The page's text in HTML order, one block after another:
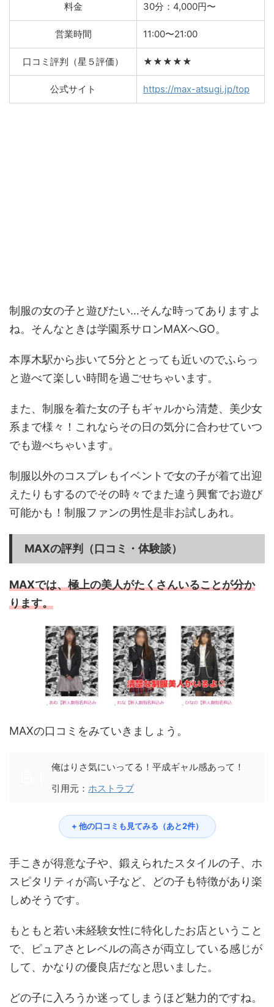
料金 30分：4,000円〜
営業時間 11:00〜21:00
口コミ評判（星５評価） ★★★★★
公式サイト https://max-atsugi.jp/top
制服の女の子と遊びたい…そんな時ってありますよ
ね。そんなときは学園系サロンMAXへGO。
本厚木駅から歩いて5分ととっても近いのでふらっ
と遊べて楽しい時間を過ごせちゃいます。
また、制服を着た女の子もギャルから清楚、美少女
系まで様々！これならその日の気分に合わせていつ
でも遊べちゃいます。
制服以外のコスプレもイベントで女の子が着て出迎
えたりもするのでその時々でまた違う興奮でお遊び
可能かも！制服ファンの男性是非お試しあれ。
MAXの評判（口コミ・体験談）
MAXでは、極上の美人がたくさんいることが分か
ります。
MAXの口コミをみていきましょう。
俺はりさ気にいってる！平成ギャル感あって！
引用元： ホストラブ
+ 他の口コミも見てみる（あと2件）
手こきが得意な子や、鍛えられたスタイルの子、ホ
スピタリティが高い子など、どの子も特徴があり楽
しめそうです。
もともと若い未経験女性に特化したお店ということ
で、ピュアさとレベルの高さが両立している感じが
して、かなりの優良店だなと思いました。
どの子に入ろうか迷ってしまうほど魅力的ですね。